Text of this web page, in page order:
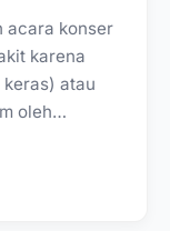
acara konser
karena
atau
oleh…